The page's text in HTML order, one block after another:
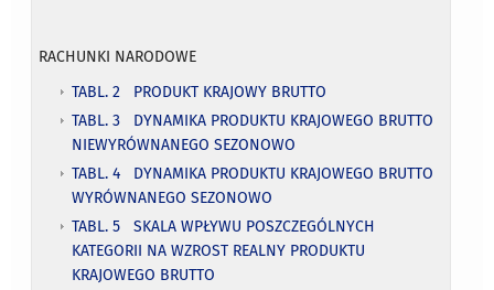
RACHUNKI NARODOWE
TABL. 2 PRODUKT KRAJOWY BRUTTO
TABL. 3 DYNAMIKA PRODUKTU KRAJOWEGO BRUTTO
NIEWYRÓWNANEGO SEZONOWO
TABL. 4 DYNAMIKA PRODUKTU KRAJOWEGO BRUTTO
WYRÓWNANEGO SEZONOWO
TABL. 5 SKALA WPŁYWU POSZCZEGÓLNYCH
KATEGORII NA WZROST REALNY PRODUKTU
KRAJOWEGO BRUTTO